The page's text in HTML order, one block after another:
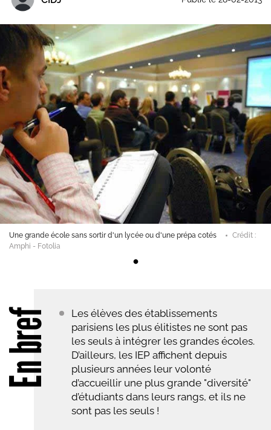
bref
Les élèves des établissements
parisiens les plus élitistes ne sont pas
les seuls à intégrer les grandes écoles.
D’ailleurs, les IEP affichent depuis
plusieurs années leur volonté
d’accueillir une plus grande "diversité"
d’étudiants dans leurs rangs, et ils ne
sont pas les seuls !
Une grande école sans sortir d'un lycée ou d'une prépa cotés
Crédit :
Amphi - Fotolia